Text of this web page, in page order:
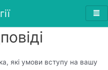
які умови вступу на вашу